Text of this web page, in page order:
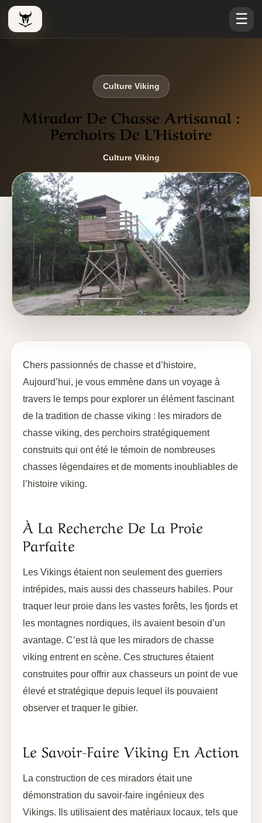
Le Viking Couteau ☰
Culture Viking
Mirador De Chasse Artisanal :
Perchoirs De L’Histoire
Culture Viking
Chers passionnés de chasse et d’histoire,
Aujourd’hui, je vous emmène dans un voyage à
travers le temps pour explorer un élément fascinant
de la tradition de chasse viking : les miradors de
chasse viking, des perchoirs stratégiquement
construits qui ont été le témoin de nombreuses
chasses légendaires et de moments inoubliables de
l’histoire viking.
À La Recherche De La Proie
Parfaite
Les Vikings étaient non seulement des guerriers
intrépides, mais aussi des chasseurs habiles. Pour
traquer leur proie dans les vastes forêts, les fjords et
les montagnes nordiques, ils avaient besoin d’un
avantage. C’est là que les miradors de chasse
viking entrent en scène. Ces structures étaient
construites pour offrir aux chasseurs un point de vue
élevé et stratégique depuis lequel ils pouvaient
observer et traquer le gibier.
Le Savoir-Faire Viking En Action
La construction de ces miradors était une
démonstration du savoir-faire ingénieux des
Vikings. Ils utilisaient des matériaux locaux, tels que